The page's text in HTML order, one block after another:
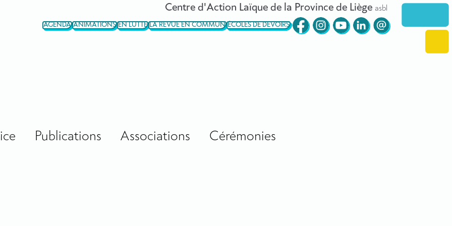
Centre d'Action Laïque de la Province de Liège asbl
AGENDA ANIMATIONS EN LUTTE LA REVUE EN COMMUN ÉCOLES DE DEVOIRS
Publications Associations Cérémonies